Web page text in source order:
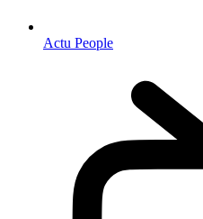
Actu People